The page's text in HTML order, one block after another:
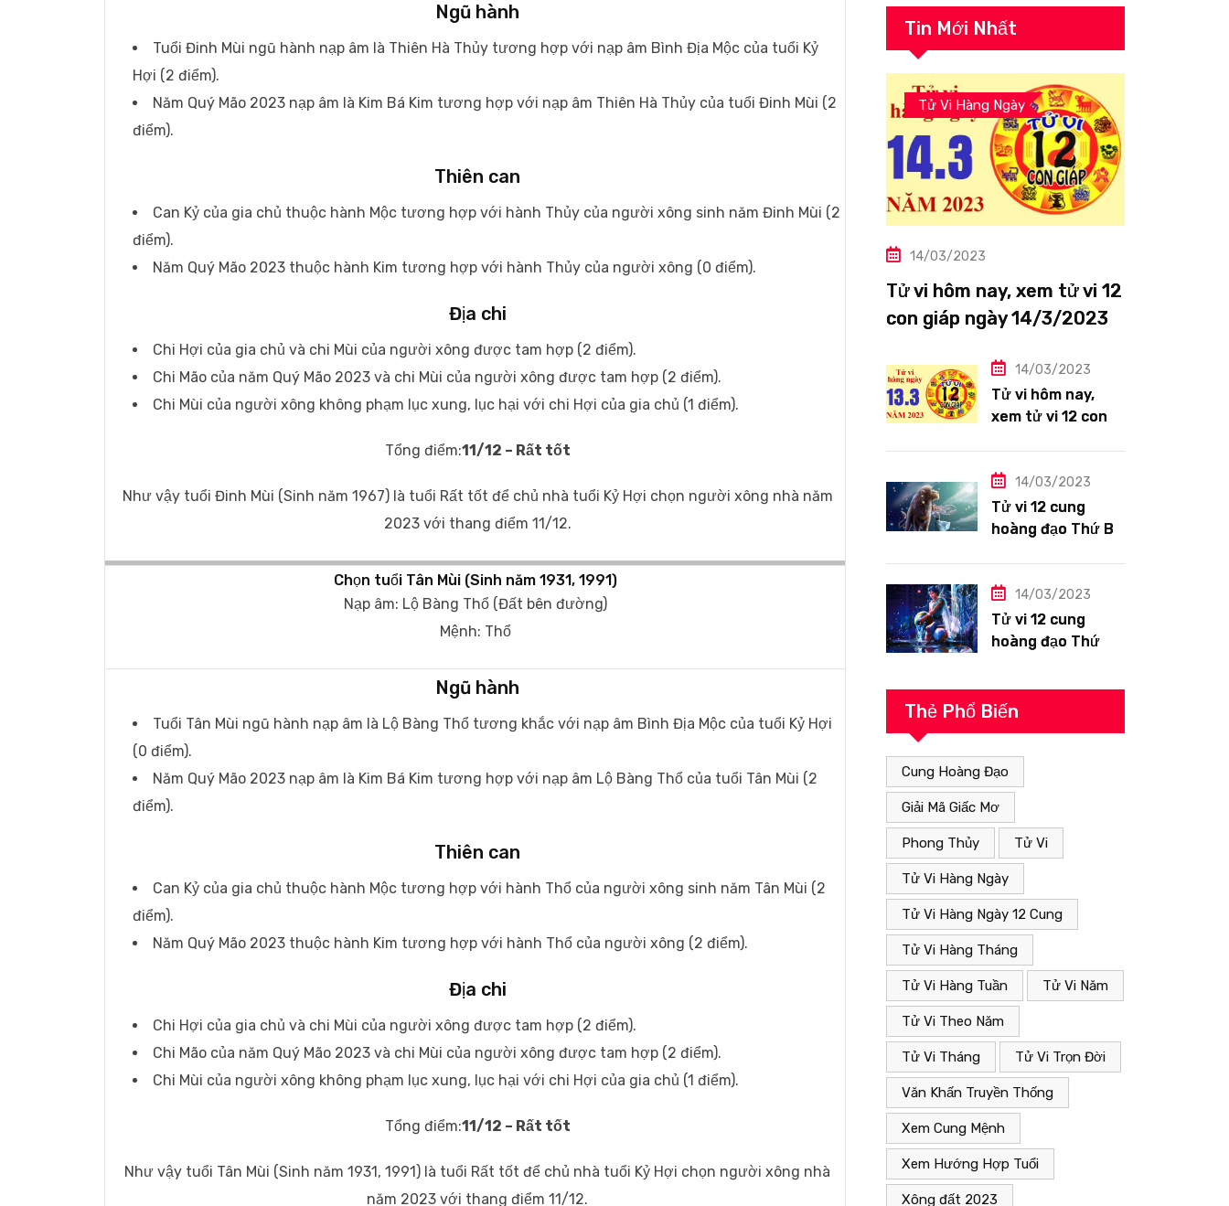
Ngũ hành
Tuổi Đinh Mùi ngũ hành nạp âm là Thiên Hà Thủy tương hợp với nạp âm Bình Địa Mộc của tuổi Kỷ
Hợi (2 điểm).
Năm Quý Mão 2023 nạp âm là Kim Bá Kim tương hợp với nạp âm Thiên Hà Thủy của tuổi Đinh Mùi (2
điểm).
Thiên can
Can Kỷ của gia chủ thuộc hành Mộc tương hợp với hành Thủy của người xông sinh năm Đinh Mùi (2
điểm).
Năm Quý Mão 2023 thuộc hành Kim tương hợp với hành Thủy của người xông (0 điểm).
Địa chi
Chi Hợi của gia chủ và chi Mùi của người xông được tam hợp (2 điểm).
Chi Mão của năm Quý Mão 2023 và chi Mùi của người xông được tam hợp (2 điểm).
Chi Mùi của người xông không phạm lục xung, lục hại với chi Hợi của gia chủ (1 điểm).
Tổng điểm:11/12 – Rất tốt
Như vậy tuổi Đinh Mùi (Sinh năm 1967) là tuổi Rất tốt để chủ nhà tuổi Kỷ Hợi chọn người xông nhà năm
2023 với thang điểm 11/12.
Chọn tuổi Tân Mùi (Sinh năm 1931, 1991)
Nạp âm: Lộ Bàng Thổ (Đất bên đường)
Mệnh: Thổ
Ngũ hành
Tuổi Tân Mùi ngũ hành nạp âm là Lộ Bàng Thổ tương khắc với nạp âm Bình Địa Mộc của tuổi Kỷ Hợi
(0 điểm).
Năm Quý Mão 2023 nạp âm là Kim Bá Kim tương hợp với nạp âm Lộ Bàng Thổ của tuổi Tân Mùi (2
điểm).
Thiên can
Can Kỷ của gia chủ thuộc hành Mộc tương hợp với hành Thổ của người xông sinh năm Tân Mùi (2
điểm).
Năm Quý Mão 2023 thuộc hành Kim tương hợp với hành Thổ của người xông (2 điểm).
Địa chi
Chi Hợi của gia chủ và chi Mùi của người xông được tam hợp (2 điểm).
Chi Mão của năm Quý Mão 2023 và chi Mùi của người xông được tam hợp (2 điểm).
Chi Mùi của người xông không phạm lục xung, lục hại với chi Hợi của gia chủ (1 điểm).
Tổng điểm:11/12 – Rất tốt
Như vậy tuổi Tân Mùi (Sinh năm 1931, 1991) là tuổi Rất tốt để chủ nhà tuổi Kỷ Hợi chọn người xông nhà
năm 2023 với thang điểm 11/12.
Tin Mới Nhất
Tử Vi Hàng Ngày
14/03/2023
Tử vi hôm nay, xem tử vi 12
con giáp ngày 14/3/2023:
sáng
14/03/2023
Tử vi hôm nay,
xem tử vi 12 con
Hợi công việc
siêng năng
14/03/2023
Tử vi 12 cung
hoàng đạo Thứ Ba
thuận lợi
14/03/2023
Tử vi 12 cung
hoàng đạo Thứ
13/3/2023: Bảo
Bình tài lộc tốt
Thẻ Phổ Biến
Cung Hoàng Đạo
Giải Mã Giấc Mơ
Phong Thủy Tử Vi
Tử Vi Hàng Ngày
Tử Vi Hàng Ngày 12 Cung
Tử Vi Hàng Tháng
Tử Vi Hàng Tuần Tử Vi Năm
Tử Vi Theo Năm
Tử Vi Tháng Tử Vi Trọn Đời
Văn Khấn Truyền Thống
Xem Cung Mệnh
Xem Hướng Hợp Tuổi
Xông đất 2023